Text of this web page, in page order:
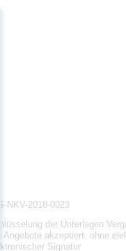
NKV-2018-0023
der Unterlagen
akzeptiert. ohne
Signatur